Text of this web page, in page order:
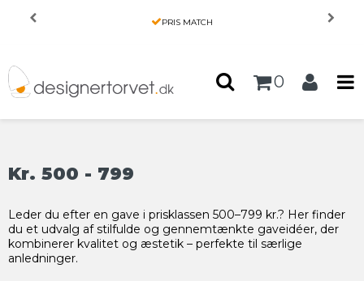
PRIS MATCH
0
Forside PRIS-GUIDE / Kr. 500 - 799
Kr. 500 - 799
Leder du efter en gave i prisklassen 500–799 kr.? Her finder
du et udvalg af stilfulde og gennemtænkte gaveidéer, der
kombinerer kvalitet og æstetik – perfekte til særlige
anledninger.